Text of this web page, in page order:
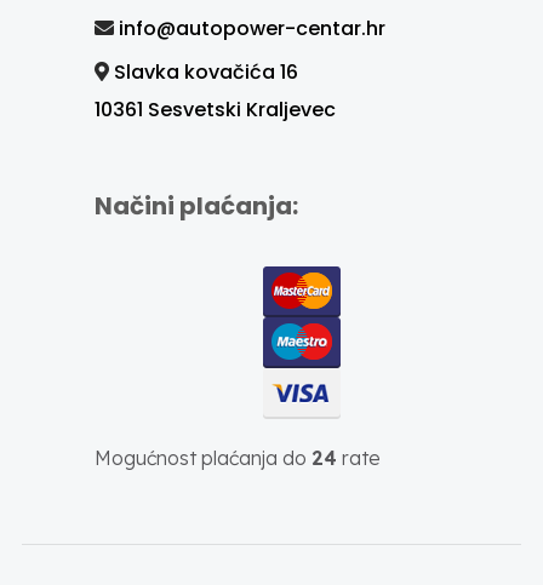
info@autopower-centar.hr
Slavka kovačića 16
10361 Sesvetski Kraljevec
Načini plaćanja:
Mogućnost plaćanja do 24 rate